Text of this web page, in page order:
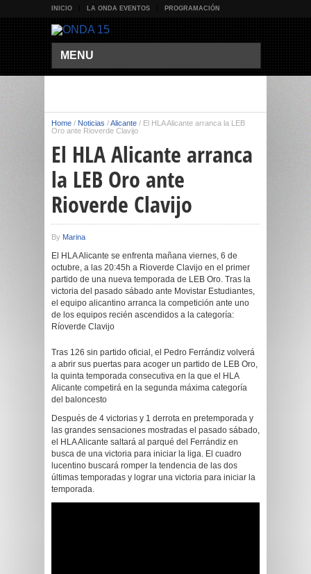
INICIO LA ONDA EVENTOS PROGRAMACIÓN
MENU
Home / Noticias /Alicante / El HLA Alicante arranca la LEB
Oro ante Rioverde Clavijo
El HLA Alicante arranca
la LEB Oro ante
Rioverde Clavijo
By Marina
El HLA Alicante se enfrenta mañana viernes, 6 de
octubre, a las 20:45h a Rioverde Clavijo en el primer
partido de una nueva temporada de LEB Oro. Tras la
victoria del pasado sábado ante Movistar Estudiantes,
el equipo alicantino arranca la competición ante uno
de los equipos recién ascendidos a la categoría:
Ríoverde Clavijo
Tras 126 sin partido oficial, el Pedro Ferrándiz volverá
a abrir sus puertas para acoger un partido de LEB Oro,
la quinta temporada consecutiva en la que el HLA
Alicante competirá en la segunda máxima categoría
del baloncesto
Después de 4 victorias y 1 derrota en pretemporada y
las grandes sensaciones mostradas el pasado sábado,
el HLA Alicante saltará al parqué del Ferrándiz en
busca de una victoria para iniciar la liga. El cuadro
lucentino buscará romper la tendencia de las dos
últimas temporadas y lograr una victoria para iniciar la
temporada.